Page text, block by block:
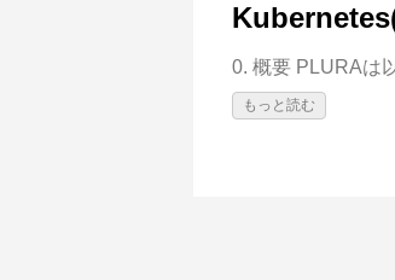
0. 概要 PLURAは
もっと読む